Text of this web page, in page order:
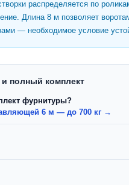
распределяется по
Длина 8 м позволяет
— необходимое условие
полный комплект
фурнитуры?
6 м — до 700 кг →